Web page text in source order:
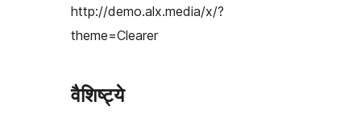
http://demo.alx.media/x/?
theme=Clearer
वैशिष्ट्ये